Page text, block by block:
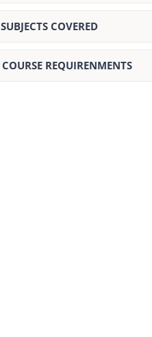
SUBJECTS COVERED
COURSE REQUIRENMENTS